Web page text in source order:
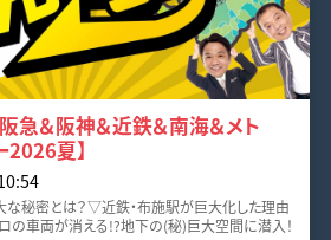
急＆阪神＆近鉄＆南海＆メト
夏】
秘密とは？▽近鉄・布施駅が巨大化した理由
車両が消える!?地下の(秘)巨大空間に潜入！